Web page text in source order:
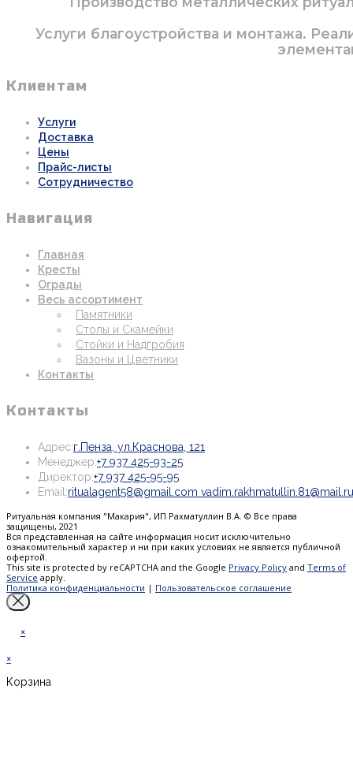
Услуги благоустройства и монтажа.
Клиентам
Услуги
Доставка
Цены
Прайс-листы
Сотрудничество
Навигация
Главная
Кресты
Ограды
Весь ассортимент
Памятники
Столы и Скамейки
Стойки и Надгробия
Вазоны и Цветники
Контакты
Контакты
Адрес:г.Пенза, ул.Краснова, 121
вкладке
Менеджер:+7 937 425-93-25Откроется
вашем
Директор:+7 937 425-95-95Откроется
в
приложении
Email:ritualagent58@gmail.com vadim.rakhmatullin.81@mail.ru
Ритуальная компания "Макария", ИП Рахматуллин В.А. © Все права
защищены, 2021
Вся представленная на сайте информация носит исключительно
ознакомительный характер и ни при каких условиях не является публичной
офертой.
This site is protected by reCAPTCHA and the Google Privacy Policy and Terms of
Service apply.
Политика конфиденциальности | Пользовательское соглашение
×
×
Корзина